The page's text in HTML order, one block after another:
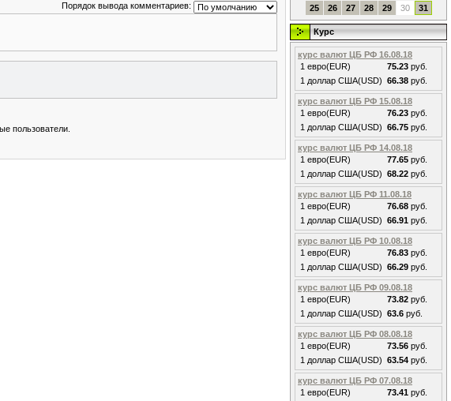
Порядок вывода комментариев:
пользователи.
25
26 27 28 29 30 31
Курс
курс валют ЦБ РФ 16.08.18
1 евро(EUR)
75.23 руб.
1 доллар США(USD) 66.38 руб.
курс валют ЦБ РФ 15.08.18
1 евро(EUR)
76.23 руб.
1 доллар США(USD) 66.75 руб.
курс валют ЦБ РФ 14.08.18
1 евро(EUR)
77.65 руб.
1 доллар США(USD) 68.22 руб.
курс валют ЦБ РФ 11.08.18
1 евро(EUR)
76.68 руб.
1 доллар США(USD) 66.91 руб.
курс валют ЦБ РФ 10.08.18
1 евро(EUR)
76.83 руб.
1 доллар США(USD) 66.29 руб.
курс валют ЦБ РФ 09.08.18
1 евро(EUR)
73.82 руб.
1 доллар США(USD) 63.6 руб.
курс валют ЦБ РФ 08.08.18
1 евро(EUR)
73.56 руб.
1 доллар США(USD) 63.54 руб.
курс валют ЦБ РФ 07.08.18
1 евро(EUR)
73.41 руб.